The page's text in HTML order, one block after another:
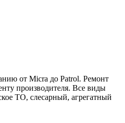
от Micra до Patrol. Ремонт
производителя. Все виды
ТО, слесарный, агрегатный